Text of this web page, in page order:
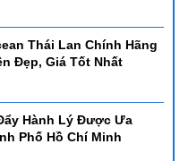
Thái Lan Chính Hãng
Đẹp, Giá Tốt Nhất
Hành Lý Được Ưa
Phố Hồ Chí Minh